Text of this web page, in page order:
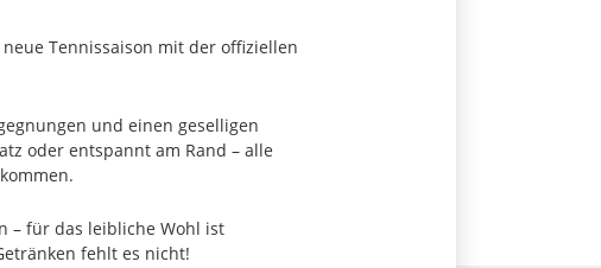
Tennissaison mit der offiziellen
und einen geselligen
oder entspannt am Rand – alle
– für das leibliche Wohl ist
fehlt es nicht!